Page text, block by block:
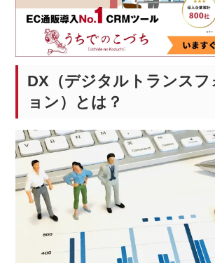
DX（デジタルトランスフ
ョン）とは？